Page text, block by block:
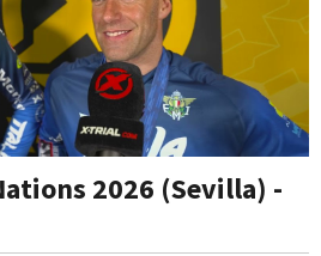
2026 (Sevilla) -